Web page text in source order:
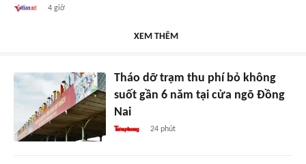
4 giờ
XEM THÊM
Tháo dỡ trạm thu phí bỏ không
suốt gần 6 năm tại cửa ngõ Đồng
Nai
24 phút